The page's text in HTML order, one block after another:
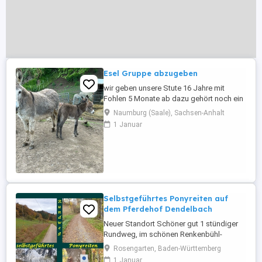
Esel Gruppe abzugeben
wir geben unsere Stute 16 Jahre mit
Fohlen 5 Monate ab dazu gehört noch ein
Hengst mit knapp 3 Jahren Die Stute ist
schon wieder belegt und müsste in 7
Monaten Fohlen Esel sind umgänglich
Naumburg (Saale), Sachsen-Anhalt
1 Januar
Selbstgeführtes Ponyreiten auf
dem Pferdehof Dendelbach
Neuer Standort Schöner gut 1 stündiger
Rundweg, im schönen Renkenbühl-
Dendelbachtal, läd zum selbstgeführten
Ponyreiten, auch für die Kleinsten auf
Rosengarten, Baden-Württemberg
1 Januar